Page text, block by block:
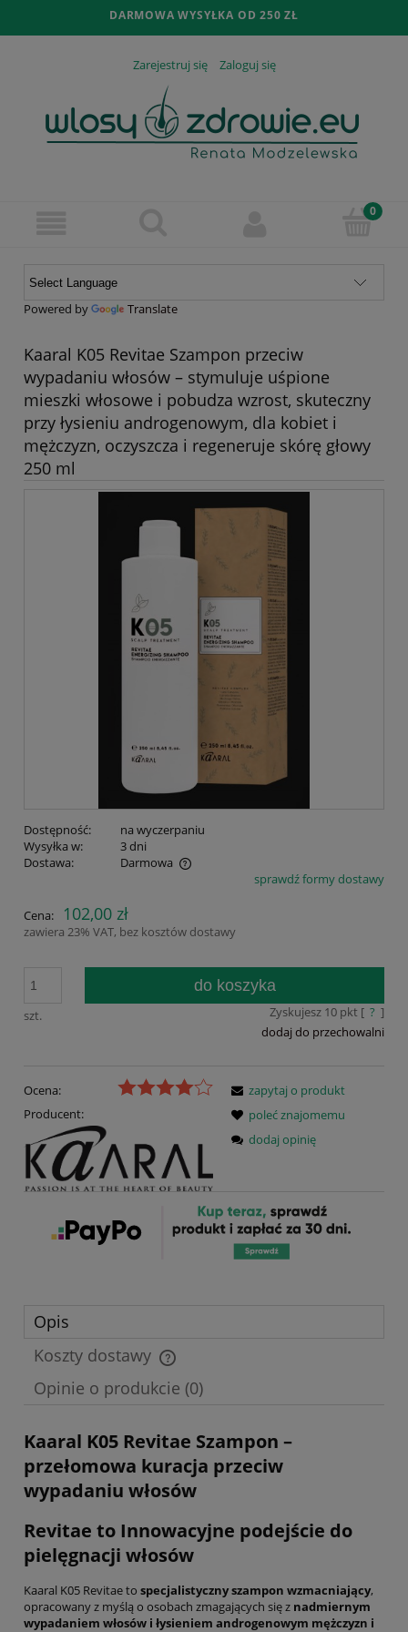
DARMOWA WYSYŁKA OD 250 ZŁ
Zarejestruj się Zaloguj się
Powered by Translate
Kaaral K05 Revitae Szampon przeciw
wypadaniu włosów – stymuluje uśpione
mieszki włosowe i pobudza wzrost, skuteczny
przy łysieniu androgenowym, dla kobiet i
mężczyzn, oczyszcza i regeneruje skórę głowy
250 ml
Dostępność:
na wyczerpaniu
Wysyłka w:
3 dni
Dostawa:
Darmowa
Cena nie zawiera ewentualnych kosztów płatnościsprawdź formy dostawy
Cena: 102,00 zł
zawiera 23% VAT, bez kosztów dostawy
szt.
do koszyka
Zyskujesz 10pkt [ ? ]
dodaj do przechowalni
Ocena:
Producent:
zapytaj o produkt
poleć znajomemu
dodaj opinię
Opis
Koszty dostawy
Cena nie zawiera ewentualnych kosztów płatności
Opinie o produkcie (0)
Kaaral K05 Revitae Szampon –
przełomowa kuracja przeciw
wypadaniu włosów
Revitae to Innowacyjne podejście do
pielęgnacji włosów
Kaaral K05 Revitae to specjalistyczny szampon wzmacniający,
opracowany z myślą o osobach zmagających się z nadmiernym
wypadaniem włosów i łysieniem androgenowym mężczyzn i